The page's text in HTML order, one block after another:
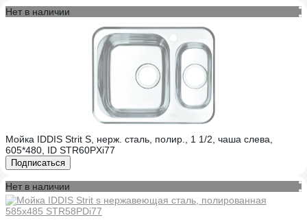
Нет в наличии
Мойка IDDIS Strit S, нерж. сталь, полир., 1 1/2, чаша слева,
605*480, ID STR60PXi77
Подписаться
Нет в наличии